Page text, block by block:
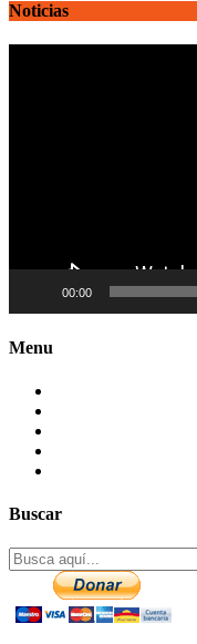
Noticias
00:00
Menu
Buscar